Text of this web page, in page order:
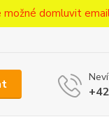
domluvit